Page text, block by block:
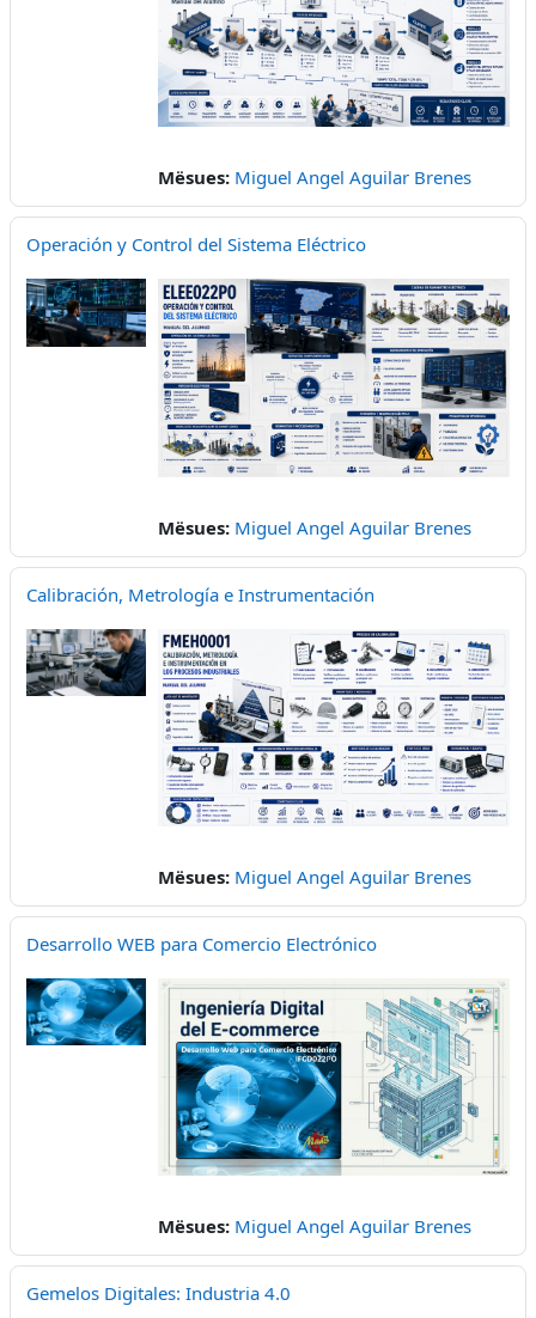
Mësues: Miguel Angel Aguilar Brenes
Operación y Control del Sistema Eléctrico
Mësues: Miguel Angel Aguilar Brenes
Calibración, Metrología e Instrumentación
Mësues: Miguel Angel Aguilar Brenes
Desarrollo WEB para Comercio Electrónico
Mësues: Miguel Angel Aguilar Brenes
Gemelos Digitales: Industria 4.0